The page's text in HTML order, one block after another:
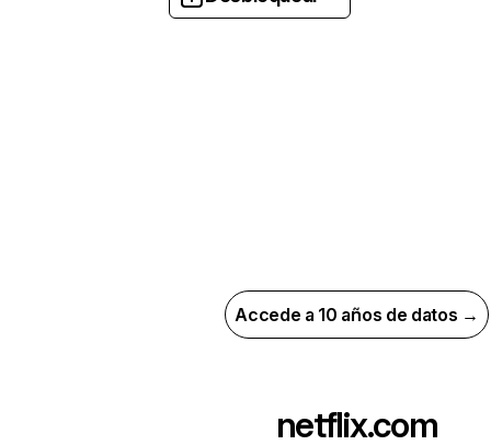
Accede a 10 años de datos →
netflix.com